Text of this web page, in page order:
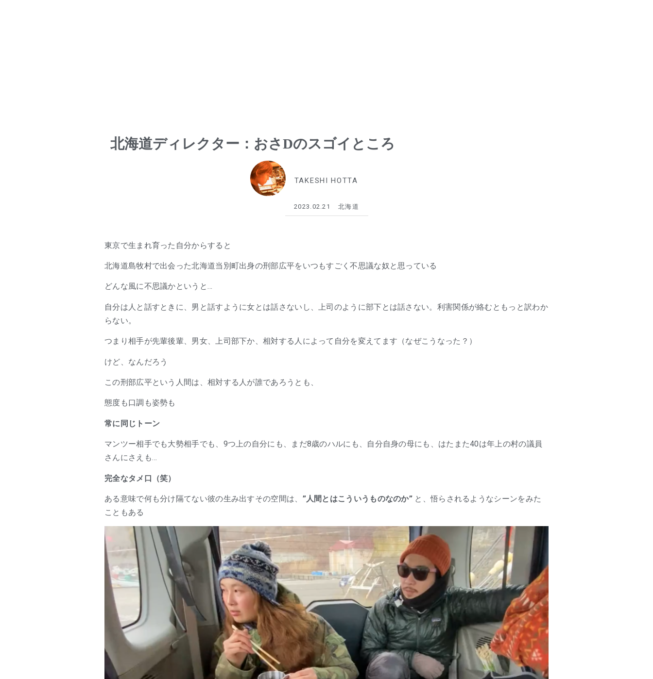
北海道ディレクター：おさDのスゴイところ
TAKESHI HOTTA
2023.02.21 北海道
東京で生まれ育った自分からすると
北海道島牧村で出会った北海道当別町出身の刑部広平をいつもすごく不思議な奴と思っている
どんな風に不思議かというと…
自分は人と話すときに、男と話すように女とは話さないし、上司のように部下とは話さない。利害関係が絡むともっと訳わか
らない。
つまり相手が先輩後輩、男女、上司部下か、相対する人によって自分を変えてます（なぜこうなった？）
けど、なんだろう
この刑部広平という人間は、相対する人が誰であろうとも、
態度も口調も姿勢も
常に同じトーン
マンツー相手でも大勢相手でも、9つ上の自分にも、まだ8歳のハルにも、自分自身の母にも、はたまた40は年上の村の議員
さんにさえも…
完全なタメ口（笑）
ある意味で何も分け隔てない彼の生み出すその空間は、 ”人間とはこういうものなのか” と、悟らされるようなシーンをみた
こともある